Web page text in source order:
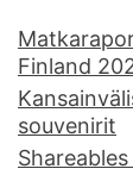
Finland
souvenirit